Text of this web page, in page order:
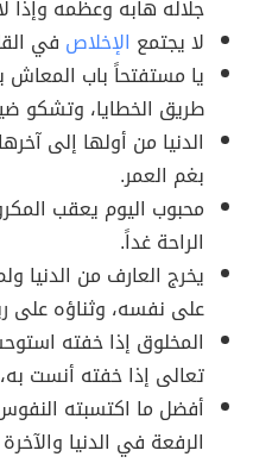
جلاله هابه وعظمه وإذا
لا يجتمع الإخلاص في
يا مستفتحاً باب
طريق الخطايا، وتشكو
الدنيا من أولها إلى
بغم العمر.
محبوب اليوم يعقب
الراحة غداً.
يخرج العارف من
على نفسه، وثناؤه على
المخلوق إذا خفته
تعالى إذا خفته أنست
أفضل ما اكتسبته
الرفعة في الدنيا